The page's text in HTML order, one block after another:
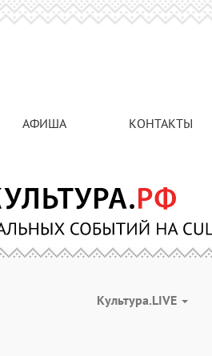
АФИША КОНТАКТЫ
Культура.LIVE